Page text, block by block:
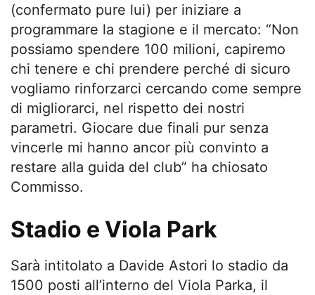
(confermato pure lui) per iniziare a
programmare la stagione e il mercato: “Non
possiamo spendere 100 milioni, capiremo
chi tenere e chi prendere perché di sicuro
vogliamo rinforzarci cercando come sempre
di migliorarci, nel rispetto dei nostri
parametri. Giocare due finali pur senza
vincerle mi hanno ancor più convinto a
restare alla guida del club” ha chiosato
Commisso.
Stadio e Viola Park
Sarà intitolato a Davide Astori lo stadio da
1500 posti all’interno del Viola Parka, il